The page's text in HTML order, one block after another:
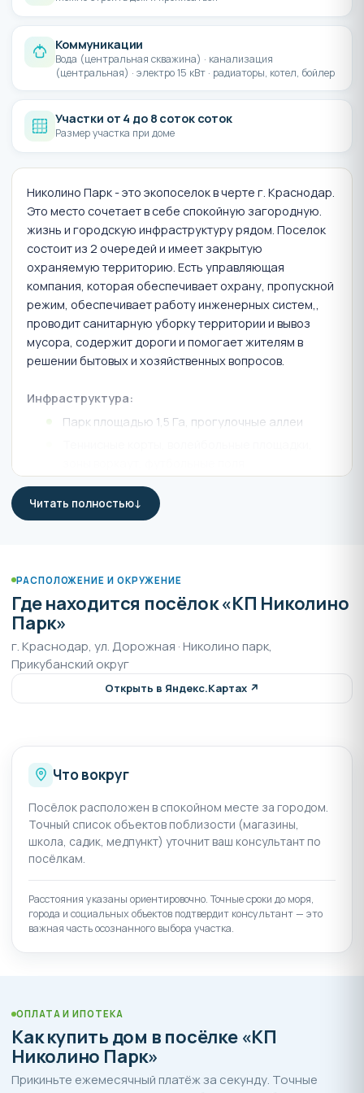
Коммуникации
Вода (центральная скважина) · канализация
(центральная) · электро 15 кВт · радиаторы, котел, бойлер
Участки от 4 до 8 соток соток
Размер участка при доме
Николино Парк - это экопоселок в черте г. Краснодар.
Это место сочетает в себе спокойную загородную.
жизнь и городскую инфраструктуру рядом. Поселок
состоит из 2 очередей и имеет закрытую
охраняемую территорию. Есть управляющая
компания, которая обеспечивает охрану, пропускной
режим, обеспечивает работу инженерных систем,,
проводит санитарную уборку территории и вывоз
мусора, содержит дороги и помогает жителям в
решении бытовых и хозяйственных вопросов.
Инфраструктура:
Парк площадью 1,5 Га, прогулочные аллеи
Детский сад и детские площадки
Удобная транспортная доступность и школьный
Центральная артезианская скважина 220 м
Центральная городская канализация
Электроснабжение - 15 кВт, 3 фазы
Газ
Высокоскоростной интернет
Конструктивная часть домов коттеджного
Фундамент - свайно-ростверковый
пароизоляция, воздушная прослойка,
облицовка кирпичом
Кровля - металлочерепица,
гидроветроизоляция, деревянная стропильная
система, утепление базальтовой ватой,
пароизоляция, обрешетка потолочная
Полы - армированная монолитная
железобетонная плита, утепление
Купить дом в поселке Николино Парк вы можете путем
внесения наличных средств, ипотечного
кредитования, рассрочки платежа, также возможно
использование материнского капитала, других
Читать полностью
РАСПОЛОЖЕНИЕ И ОКРУЖЕНИЕ
Где находится посёлок «КП Николино
Парк»
г. Краснодар, ул. Дорожная · Николино парк,
Прикубанский округ
Открыть в Яндекс.Картах ↗
Что вокруг
Посёлок расположен в спокойном месте за городом.
Точный список объектов поблизости (магазины,
школа, садик, медпункт) уточнит ваш консультант по
посёлкам.
Расстояния указаны ориентировочно. Точные сроки до моря,
города и социальных объектов подтвердит консультант — это
важная часть осознанного выбора участка.
ОПЛАТА И ИПОТЕКА
Как купить дом в посёлке «КП
Николино Парк»
Прикиньте ежемесячный платёж за секунду. Точные